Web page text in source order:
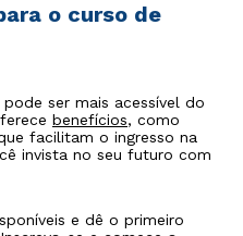
o curso de
ser mais acessível do
benefícios, como
facilitam o ingresso na
invista no seu futuro com
e dê o primeiro